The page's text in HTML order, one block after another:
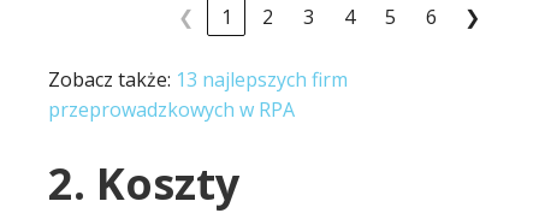
❮ 1 2 3 4 5 6 ❯
Zobacz także: 13 najlepszych firm
przeprowadzkowych w RPA
2. Koszty